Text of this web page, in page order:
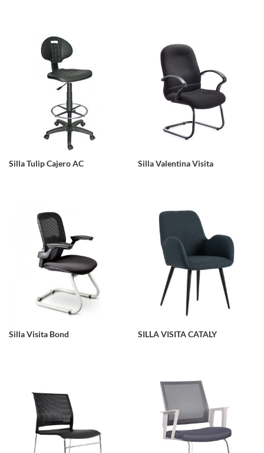
Silla Tulip Cajero AC Silla Valentina Visita
Silla Visita Bond SILLA VISITA CATALY